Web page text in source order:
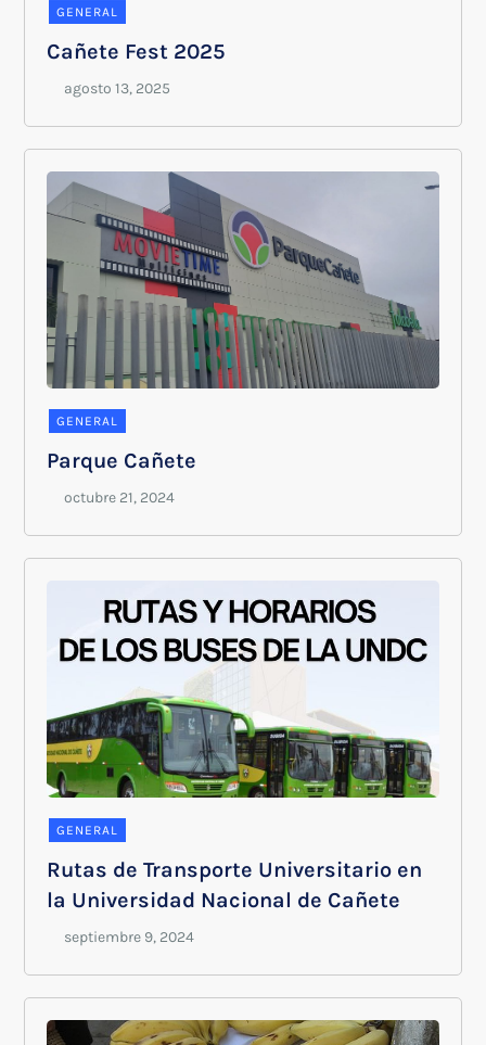
GENERAL
Cañete Fest 2025
GENERAL
Parque Cañete
GENERAL
Rutas de Transporte Universitario en
la Universidad Nacional de Cañete